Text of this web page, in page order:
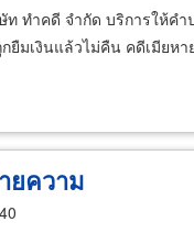
ทำคดี จำกัด บริการให้ค
มเงินแล้วไม่คืน คดีเมียห
ยความ